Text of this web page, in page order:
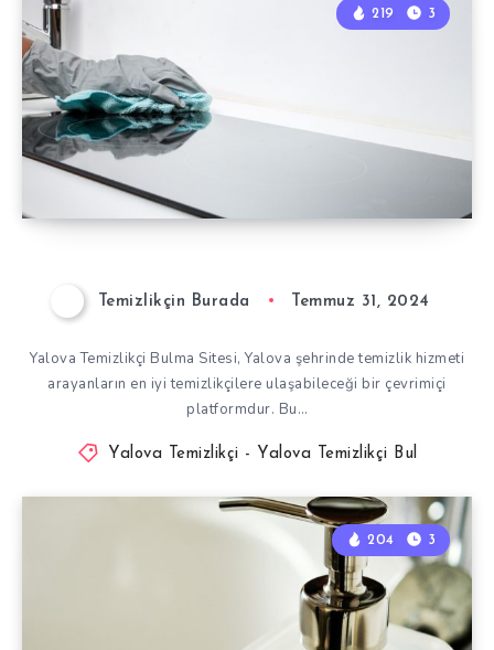
219 3
Temizlikçin Burada Temmuz 31, 2024
Yalova Temizlikçi Bulma Sitesi, Yalova şehrinde temizlik hizmeti
arayanların en iyi temizlikçilere ulaşabileceği bir çevrimiçi
platformdur. Bu…
Yalova Temizlikçi - Yalova Temizlikçi Bul
204 3